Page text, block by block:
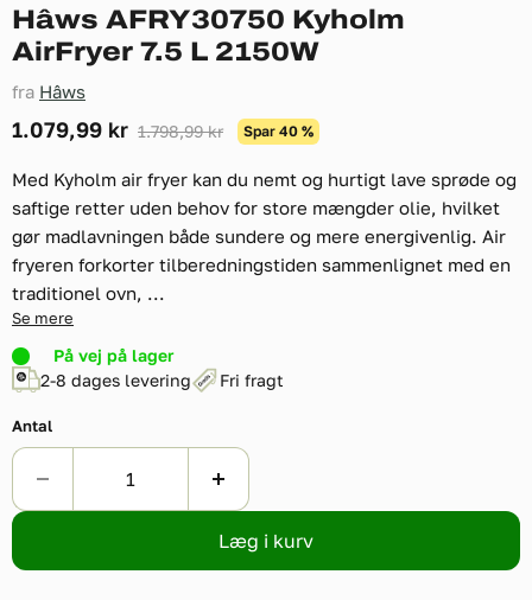
Hâws AFRY30750 Kyholm
AirFryer 7.5 L 2150W
fra Hâws
Nuværende pris
1.079,99 kr Original pris
1.798,99 kr Spar 40 %
Med Kyholm air fryer kan du nemt og hurtigt lave sprøde og
saftige retter uden behov for store mængder olie, hvilket
gør madlavningen både sundere og mere energivenlig. Air
fryeren forkorter tilberedningstiden sammenlignet med en
traditionel ovn, ...
Se mere
På vej på lager
2-8 dages levering
Fri fragt
Antal
Læg i kurv